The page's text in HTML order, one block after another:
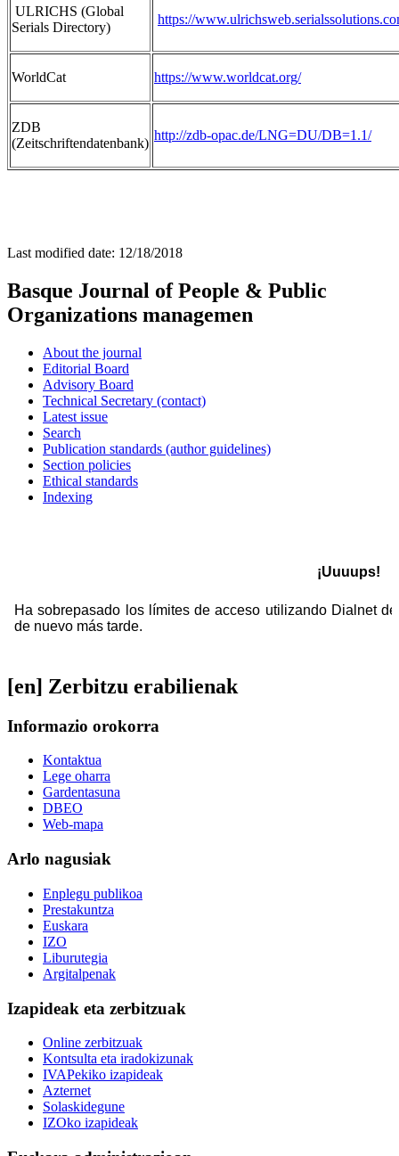
ULRICHS (Global
Serials Directory)
https://
WorldCat https://www.worldcat.org/
ZDB
(Zeitschriftendatenbank)
http://zdb-opac.de/LNG=DU/DB=1.1/
Last modified date: 12/18/2018
Basque Journal of People & Public
Organizations managemen
About the journal
Editorial Board
Advisory Board
Technical Secretary (contact)
Latest issue
Search
Publication standards (author guidelines)
Section policies
Ethical standards
Indexing
[en] Zerbitzu erabilienak
Informazio orokorra
Kontaktua
Lege oharra
Gardentasuna
DBEO
Web-mapa
Arlo nagusiak
Enplegu publikoa
Prestakuntza
Euskara
IZO
Liburutegia
Argitalpenak
Izapideak eta zerbitzuak
Online zerbitzuak
Kontsulta eta iradokizunak
IVAPekiko izapideak
Azternet
Solaskidegune
IZOko izapideak